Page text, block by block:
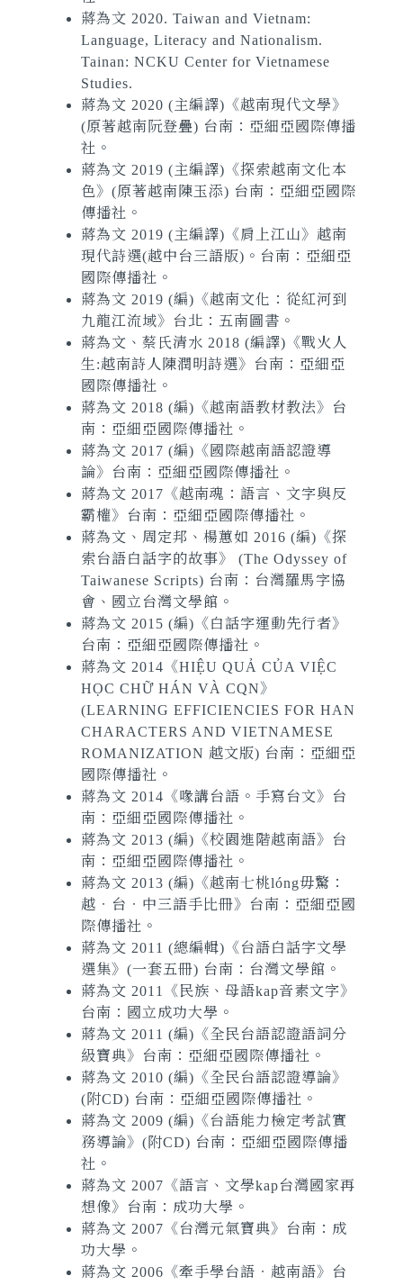
蔣為文 2020. Taiwan and Vietnam:
Language, Literacy and Nationalism.
Tainan: NCKU Center for Vietnamese
Studies.
蔣為文 2020 (主編譯)《越南現代文學》
(原著越南阮登疊) 台南：亞細亞國際傳播
社。
蔣為文 2019 (主編譯)《探索越南文化本
色》(原著越南陳玉添) 台南：亞細亞國際
傳播社。
蔣為文 2019 (主編譯)《肩上江山》越南
現代詩選(越中台三語版)。台南：亞細亞
國際傳播社。
蔣為文 2019 (編)《越南文化：從紅河到
九龍江流域》台北：五南圖書。
蔣為文、蔡氏清水 2018 (編譯)《戰火人
生:越南詩人陳潤明詩選》台南：亞細亞
國際傳播社。
蔣為文 2018 (編)《越南語教材教法》台
南：亞細亞國際傳播社。
蔣為文 2017 (編)《國際越南語認證導
論》台南：亞細亞國際傳播社。
蔣為文 2017《越南魂：語言、文字與反
霸權》台南：亞細亞國際傳播社。
蔣為文、周定邦、楊蕙如 2016 (編)《探
索台語白話字的故事》 (The Odyssey of
Taiwanese Scripts) 台南：台灣羅馬字協
會、國立台灣文學館。
蔣為文 2015 (編)《白話字運動先行者》
台南：亞細亞國際傳播社。
蔣為文 2014《HIỆU QUẢ CỦA VIỆC
HỌC CHỮ HÁN VÀ CQN》
(LEARNING EFFICIENCIES FOR HAN
CHARACTERS AND VIETNAMESE
ROMANIZATION 越文版) 台南：亞細亞
國際傳播社。
蔣為文 2014《喙講台語。手寫台文》台
南：亞細亞國際傳播社。
蔣為文 2013 (編)《校園進階越南語》台
南：亞細亞國際傳播社。
蔣為文 2013 (編)《越南七桃lóng毋驚：
越‧台‧中三語手比冊》台南：亞細亞國
際傳播社。
蔣為文 2011 (總編輯)《台語白話字文學
選集》(一套五冊) 台南：台灣文學館。
蔣為文 2011《民族、母語kap音素文字》
台南：國立成功大學。
蔣為文 2011 (編)《全民台語認證語詞分
級寶典》台南：亞細亞國際傳播社。
蔣為文 2010 (編)《全民台語認證導論》
(附CD) 台南：亞細亞國際傳播社。
蔣為文 2009 (編)《台語能力檢定考試實
務導論》(附CD) 台南：亞細亞國際傳播
社。
蔣為文 2007《語言、文學kap台灣國家再
想像》台南：成功大學。
蔣為文 2007《台灣元氣寶典》台南：成
功大學。
蔣為文 2006《牽手學台語‧越南語》台